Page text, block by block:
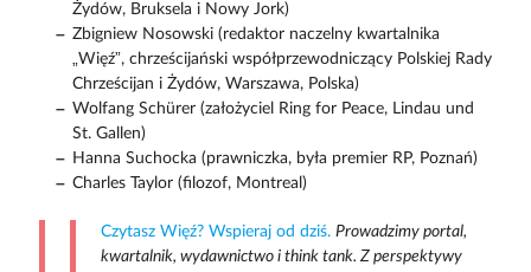
Żydów, Bruksela i Nowy Jork)
Zbigniew Nosowski (redaktor naczelny kwartalnika
„Więź”, chrześcijański współprzewodniczący Polskiej Rady
Chrześcijan i Żydów, Warszawa, Polska)
Wolfang Schürer (założyciel Ring for Peace, Lindau und
St. Gallen)
Hanna Suchocka (prawniczka, była premier RP, Poznań)
Charles Taylor (filozof, Montreal)
Czytasz Więź? Wspieraj od dziś. Prowadzimy portal,
kwartalnik, wydawnictwo i think tank. Z perspektywy